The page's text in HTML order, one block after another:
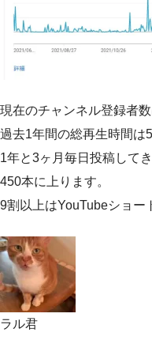
現在のチャンネル登録者
過去1年間の総再生時間は
1年と3ヶ月毎日投稿して
450本に上ります。
9割以上はYouTubeショー
ラル君